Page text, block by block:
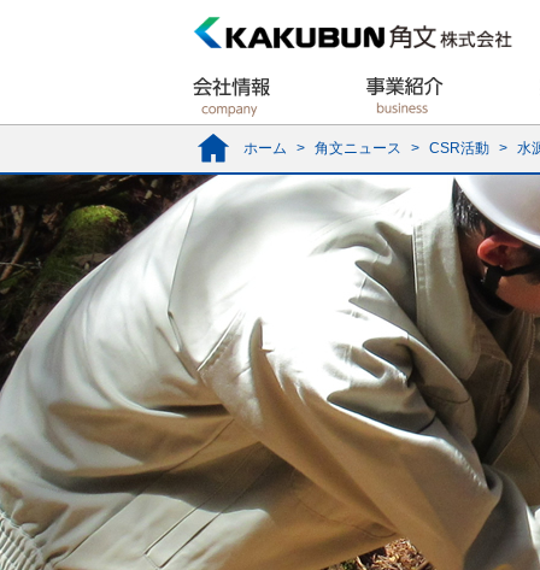
ホーム > 角文ニュース > CSR活動 > 水